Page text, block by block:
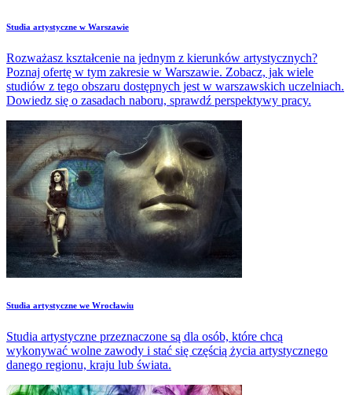
Studia artystyczne w Warszawie
Rozważasz kształcenie na jednym z kierunków artystycznych?
Poznaj ofertę w tym zakresie w Warszawie. Zobacz, jak wiele
studiów z tego obszaru dostępnych jest w warszawskich uczelniach.
Dowiedz się o zasadach naboru, sprawdź perspektywy pracy.
Studia artystyczne we Wrocławiu
Studia artystyczne przeznaczone są dla osób, które chcą
wykonywać wolne zawody i stać się częścią życia artystycznego
danego regionu, kraju lub świata.